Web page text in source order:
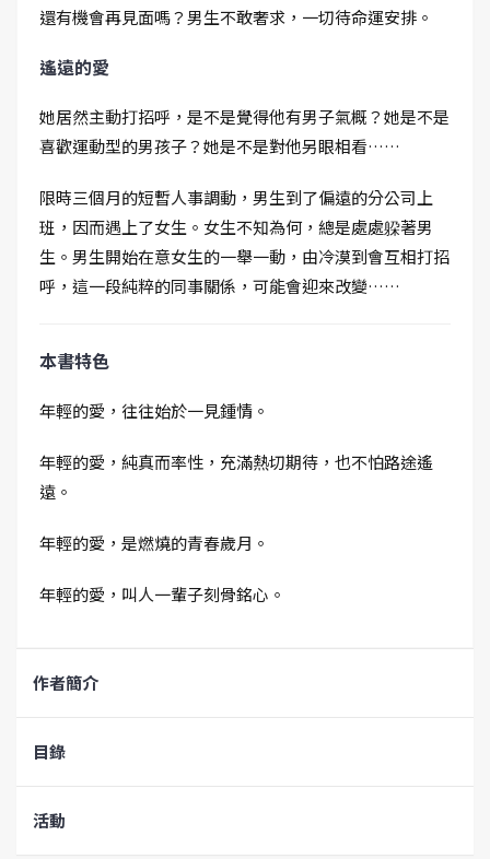
還有機會再見面嗎？男生不敢奢求，一切待命運安排。
遙遠的愛
她居然主動打招呼，是不是覺得他有男子氣概？她是不是
喜歡運動型的男孩子？她是不是對他另眼相看……
限時三個月的短暫人事調動，男生到了偏遠的分公司上
班，因而遇上了女生。女生不知為何，總是處處躱著男
生。男生開始在意女生的一舉一動，由冷漠到會互相打招
呼，這一段純粹的同事關係，可能會迎來改變……
本書特色
年輕的愛，往往始於一見鍾情。
年輕的愛，純真而率性，充滿熱切期待，也不怕路途遙
遠。
年輕的愛，是燃燒的青春歲月。
年輕的愛，叫人一輩子刻骨銘心。
作者簡介
目錄
活動